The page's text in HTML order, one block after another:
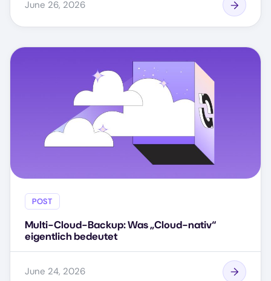
June 26, 2026
POST
Multi-Cloud-Backup: Was „Cloud-nativ“
eigentlich bedeutet
June 24, 2026